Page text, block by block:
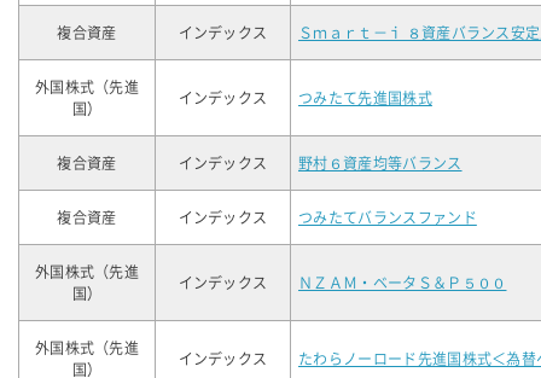
複合資産 インデックス Ｓｍａｒｔ－ｉ ８資産バランス安
外国株式（先進
国）
インデックス つみたて先進国株式
複合資産 インデックス 野村６資産均等バランス
複合資産 インデックス つみたてバランスファンド
外国株式（先進
国）
インデックス ＮＺＡＭ・ベータＳ＆Ｐ５００
外国株式（先進
国）
インデックス たわらノーロード先進国株式＜為替